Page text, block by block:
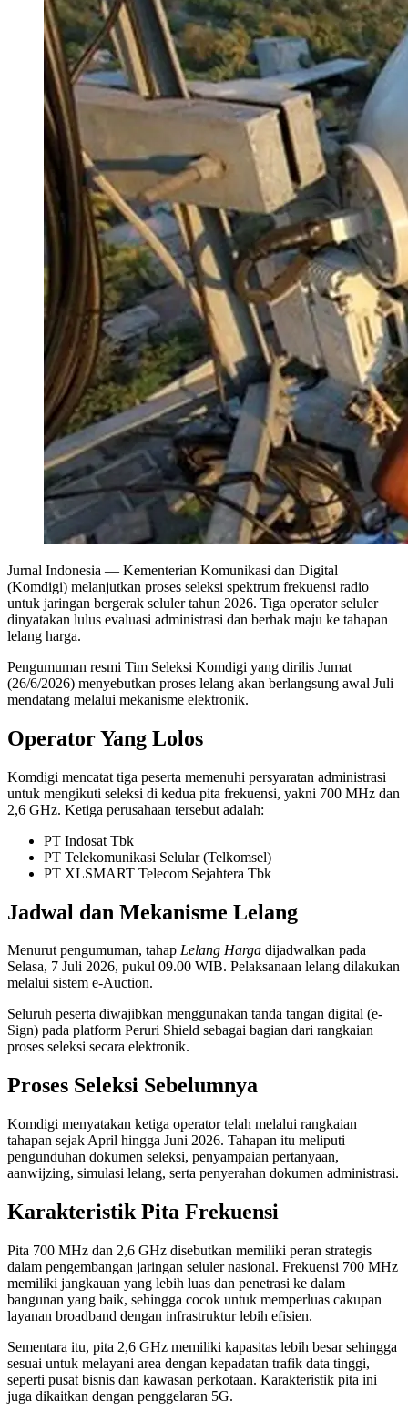
Jurnal Indonesia — Kementerian Komunikasi dan Digital
(Komdigi) melanjutkan proses seleksi spektrum frekuensi radio
untuk jaringan bergerak seluler tahun 2026. Tiga operator seluler
dinyatakan lulus evaluasi administrasi dan berhak maju ke tahapan
lelang harga.
Pengumuman resmi Tim Seleksi Komdigi yang dirilis Jumat
(26/6/2026) menyebutkan proses lelang akan berlangsung awal Juli
mendatang melalui mekanisme elektronik.
Operator Yang Lolos
Komdigi mencatat tiga peserta memenuhi persyaratan administrasi
untuk mengikuti seleksi di kedua pita frekuensi, yakni 700 MHz dan
2,6 GHz. Ketiga perusahaan tersebut adalah:
PT Indosat Tbk
PT Telekomunikasi Selular (Telkomsel)
PT XLSMART Telecom Sejahtera Tbk
Jadwal dan Mekanisme Lelang
Menurut pengumuman, tahap Lelang Harga dijadwalkan pada
Selasa, 7 Juli 2026, pukul 09.00 WIB. Pelaksanaan lelang dilakukan
melalui sistem e-Auction.
Seluruh peserta diwajibkan menggunakan tanda tangan digital (e-
Sign) pada platform Peruri Shield sebagai bagian dari rangkaian
proses seleksi secara elektronik.
Proses Seleksi Sebelumnya
Komdigi menyatakan ketiga operator telah melalui rangkaian
tahapan sejak April hingga Juni 2026. Tahapan itu meliputi
pengunduhan dokumen seleksi, penyampaian pertanyaan,
aanwijzing, simulasi lelang, serta penyerahan dokumen administrasi.
Karakteristik Pita Frekuensi
Pita 700 MHz dan 2,6 GHz disebutkan memiliki peran strategis
dalam pengembangan jaringan seluler nasional. Frekuensi 700 MHz
memiliki jangkauan yang lebih luas dan penetrasi ke dalam
bangunan yang baik, sehingga cocok untuk memperluas cakupan
layanan broadband dengan infrastruktur lebih efisien.
Sementara itu, pita 2,6 GHz memiliki kapasitas lebih besar sehingga
sesuai untuk melayani area dengan kepadatan trafik data tinggi,
seperti pusat bisnis dan kawasan perkotaan. Karakteristik pita ini
juga dikaitkan dengan penggelaran 5G.